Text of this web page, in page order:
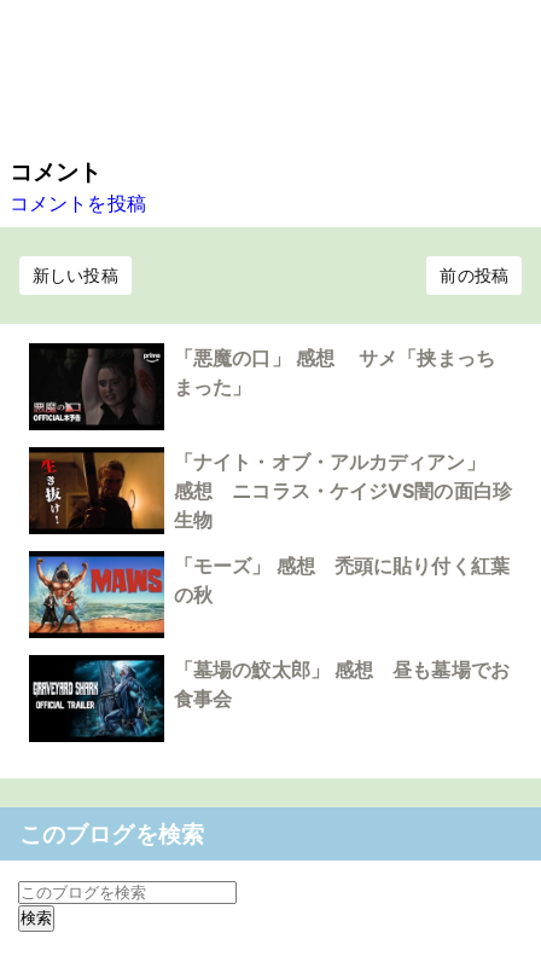
コメント
コメントを投稿
新しい投稿 前の投稿
「悪魔の口」 感想 サメ「挟まっち
まった」
「ナイト・オブ・アルカディアン」
感想 ニコラス・ケイジVS闇の面白珍
生物
「モーズ」 感想 禿頭に貼り付く紅葉
の秋
「墓場の鮫太郎」 感想 昼も墓場でお
食事会
このブログを検索